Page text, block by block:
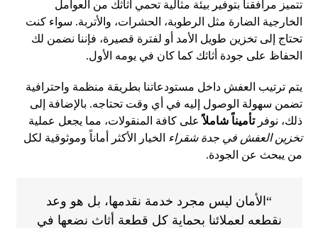
تتميز مرافقنا بتوفير بيئة مثالية تحمي أثاثك من العوامل
الخارجية الضارة مثل الرطوبة، الحشرات، والأتربة. سواء كنت
تحتاج إلى تخزين طويل الأمد أو لفترة قصيرة، فإننا نضمن لك
الحفاظ على جودة أثاثك كما كان في يومه الأول.
يتم ترتيب العفش داخل مستودعاتنا بطريقة منظمة واحترافية
تضمن سهولة الوصول إليه في أي وقت تحتاجه. بالإضافة إلى
ذلك، نوفرتأميناً شاملاًعلى كافة المنقولات، مما يجعل عملية
تخزين العفش في جدة شقراء الخيار الأكثر أماناً وموثوقية لكل
من يبحث عن الجودة.
“الأمان ليس مجرد خدمة نقدمها، بل هو وعد
نقطعه لعملائنا بحماية كل قطعة أثاث نضعها في